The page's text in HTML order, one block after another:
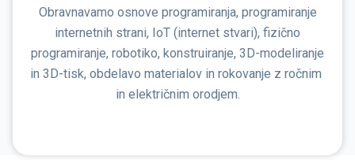
Obravnavamo osnove programiranja, programiranje
internetnih strani, IoT (internet stvari), fizično
programiranje, robotiko, konstruiranje, 3D-modeliranje
in 3D-tisk, obdelavo materialov in rokovanje z ročnim
in električnim orodjem.